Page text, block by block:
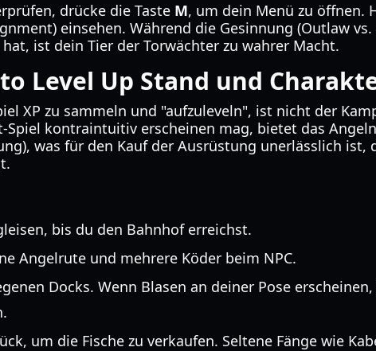
drücke die Taste M, um dein Menü zu öffnen.
einsehen. Während die Gesinnung (Outlaw
ist dein Tier der Torwächter zu wahrer Macht.
Level Up Stand und
XP zu sammeln und "aufzuleveln", ist nicht der
Spiel kontraintuitiv erscheinen mag, bietet das
was für den Kauf der Ausrüstung unerlässlich ist,
bis du den Bahnhof erreichst.
Angelrute und mehrere Köder beim NPC.
Docks. Wenn Blasen an deiner Pose
um die Fische zu verkaufen. Seltene Fänge wie